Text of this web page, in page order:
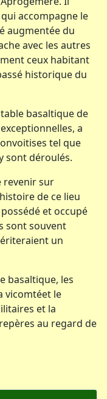
accompagne le
augmentée du
avec les autres
ceux habitant
historique du
basaltique de
a
tel que
sont déroulés.
revenir sur
de ce lieu
et occupé
sont souvent
un
basaltique, les
vicomtéet le
et la
au regard de